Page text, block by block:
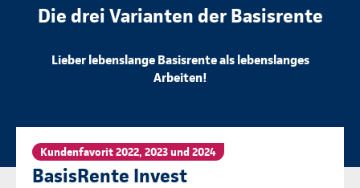
Die drei Varianten der Basisrente
Lieber lebenslange Basisrente als lebenslanges
Arbeiten!
Kundenfavorit 2022, 2023 und 2024
BasisRente Invest